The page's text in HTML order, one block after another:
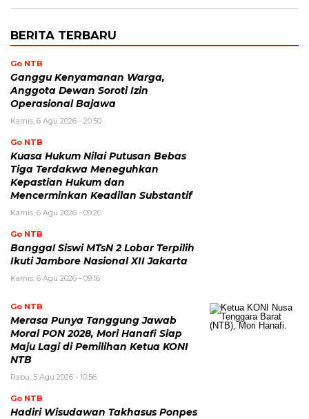
BERITA TERBARU
Go NTB
Ganggu Kenyamanan Warga,
Anggota Dewan Soroti Izin
Operasional Bajawa
Kamis, 6 Agu 2026 - 20:50
Go NTB
Kuasa Hukum Nilai Putusan Bebas
Tiga Terdakwa Meneguhkan
Kepastian Hukum dan
Mencerminkan Keadilan Substantif
Kamis, 6 Agu 2026 - 09:20
Go NTB
Bangga! Siswi MTsN 2 Lobar Terpilih
Ikuti Jambore Nasional XII Jakarta
Kamis, 6 Agu 2026 - 09:16
Go NTB
Merasa Punya Tanggung Jawab
Moral PON 2028, Mori Hanafi Siap
Maju Lagi di Pemilihan Ketua KONI
NTB
Rabu, 5 Agu 2026 - 10:56
Go NTB
Hadiri Wisudawan Takhasus Ponpes